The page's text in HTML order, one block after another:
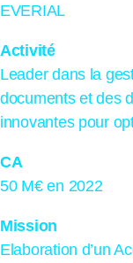
EVERIAL
Activité
Leader dans la
documents et des
innovantes pour
CA
50 M€ en 2022
Mission
Elaboration d’un